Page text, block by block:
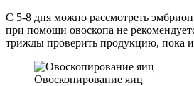
С 5-8 дня можно рассмотреть
при помощи овоскопа не
трижды проверить продукцию, пока
Овоскопирование яиц